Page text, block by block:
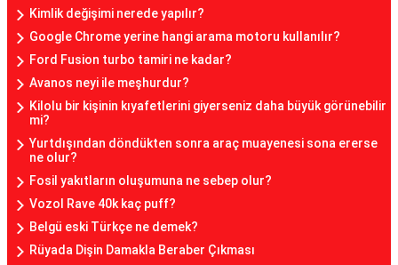
Kimlik değişimi nerede yapılır?
Google Chrome yerine hangi arama motoru kullanılır?
Ford Fusion turbo tamiri ne kadar?
Avanos neyi ile meşhurdur?
Kilolu bir kişinin kıyafetlerini giyerseniz daha büyük görünebilir
mi?
Yurtdışından döndükten sonra araç muayenesi sona ererse
ne olur?
Fosil yakıtların oluşumuna ne sebep olur?
Vozol Rave 40k kaç puff?
Belgü eski Türkçe ne demek?
Rüyada Dişin Damakla Beraber Çıkması